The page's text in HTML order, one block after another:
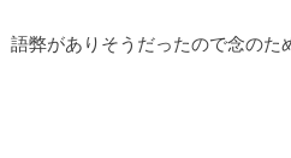
語弊がありそうだったので念のた